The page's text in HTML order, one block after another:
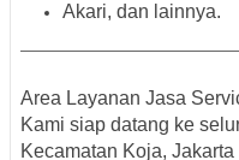
Akari, dan lainnya.
Area Layanan Jasa
Kami siap datang ke
Kecamatan Koja, Jakarta